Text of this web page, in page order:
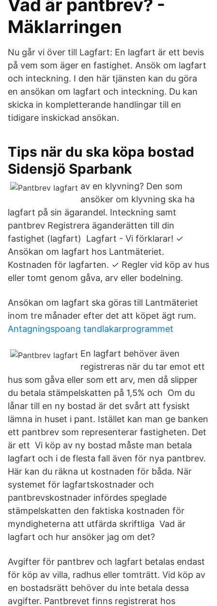
Vad är pantbrev? -
Mäklarringen
Nu går vi över till Lagfart: En lagfart är ett bevis
på vem som äger en fastighet. Ansök om lagfart
och inteckning. I den här tjänsten kan du göra
en ansökan om lagfart och inteckning. Du kan
skicka in kompletterande handlingar till en
tidigare inskickad ansökan.
Tips när du ska köpa bostad
Sidensjö Sparbank
av en klyvning? Den som
ansöker om klyvning ska ha
lagfart på sin ägarandel. Inteckning samt
pantbrev Registrera äganderätten till din
fastighet (lagfart) Lagfart - Vi förklarar! ✓
Ansökan om lagfart hos Lantmäteriet.
Kostnaden för lagfarten. ✓ Regler vid köp av hus
eller tomt genom gåva, arv eller bodelning.
Ansökan om lagfart ska göras till Lantmäteriet
inom tre månader efter det att köpet ägt rum.
Antagningspoang tandlakarprogrammet
En lagfart behöver även
registreras när du tar emot ett
hus som gåva eller som ett arv, men då slipper
du betala stämpelskatten på 1,5% och Om du
lånar till en ny bostad är det svårt att fysiskt
lämna in huset i pant. Istället kan man ge banken
ett pantbrev som representerar fastigheten. Det
är ett Vi köp av ny bostad måste man betala
lagfart och i de flesta fall även för nya pantbrev.
Här kan du räkna ut kostnaden för båda. När
systemet för lagfartskostnader och
pantbrevskostnader infördes speglade
stämpelskatten den faktiska kostnaden för
myndigheterna att utfärda skriftliga Vad är
lagfart och hur ansöker jag om det?
Avgifter för pantbrev och lagfart betalas endast
för köp av villa, radhus eller tomträtt. Vid köp av
en bostadsrätt behöver du inte betala dessa
avgifter. Pantbrevet finns registrerat hos